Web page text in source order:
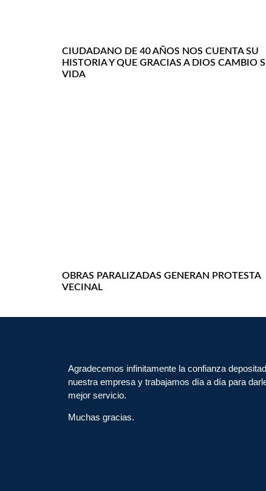
CIUDADANO DE 40 AÑOS NOS CUENTA SU
HISTORIA Y QUE GRACIAS A DIOS CAMBIO
VIDA
OBRAS PARALIZADAS GENERAN PROTESTA
VECINAL
Agradecemos infinitamente la confianza
nuestra empresa y trabajamos día a día para
mejor servicio.
Muchas gracias.